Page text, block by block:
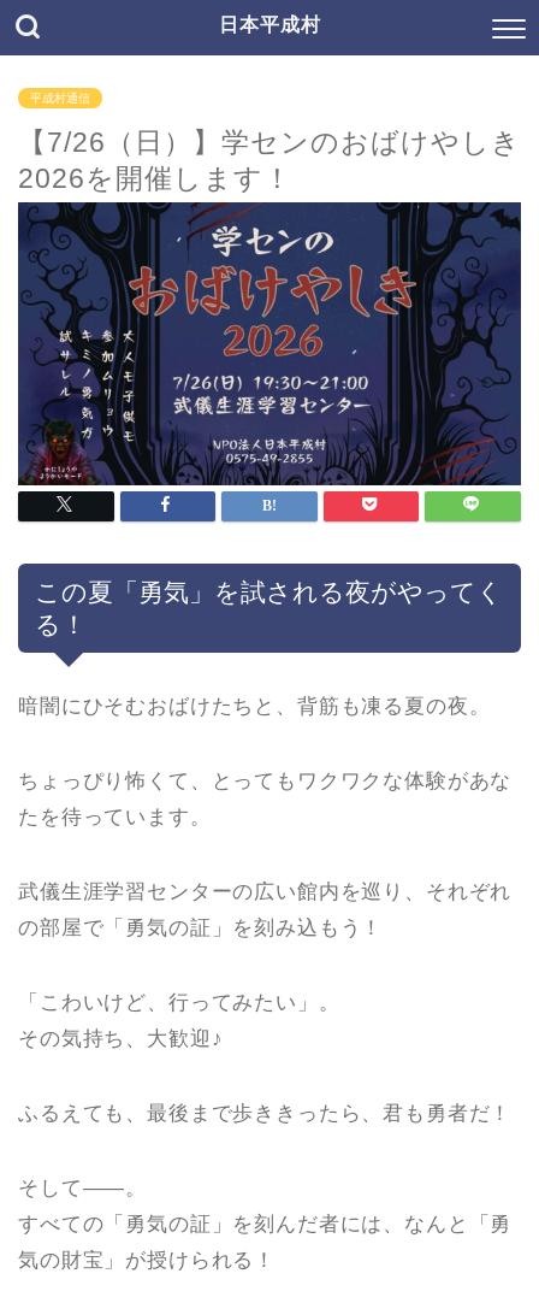
日本平成村
平成村通信
【7/26（日）】学センのおばけやしき
2026を開催します！
この夏「勇気」を試される夜がやってく
る！
暗闇にひそむおばけたちと、背筋も凍る夏の夜。
ちょっぴり怖くて、とってもワクワクな体験があな
たを待っています。
武儀生涯学習センターの広い館内を巡り、それぞれ
の部屋で「勇気の証」を刻み込もう！
「こわいけど、行ってみたい」。
その気持ち、大歓迎♪
ふるえても、最後まで歩ききったら、君も勇者だ！
そして――。
すべての「勇気の証」を刻んだ者には、なんと「勇
気の財宝」が授けられる！